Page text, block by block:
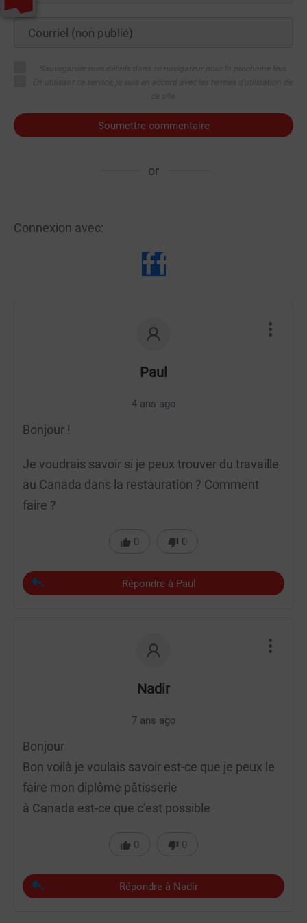
Soumettre commentaire
or
Connexion avec:
Paul
4 ans ago
Bonjour !
Je voudrais savoir si je peux trouver du travaille
au Canada dans la restauration ? Comment
faire ?
0 0
Répondre à Paul
Nadir
7 ans ago
Bonjour
Bon voilà je voulais savoir est-ce que je peux le
faire mon diplôme pâtisserie
à Canada est-ce que c’est possible
0 0
Répondre à Nadir